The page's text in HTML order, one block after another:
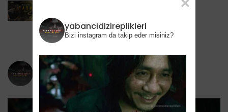
Task 2. Sezona Yenilendi: Mark Ruffalo
HBO’nun Suç Dramanına Geri Dönüyor
6 Ağustos 2026
yabancidizireplikleri
Bizi instagram da takip eder misiniz?
yabancidizireplikleri
Bizi instagram da takip eder misiniz?